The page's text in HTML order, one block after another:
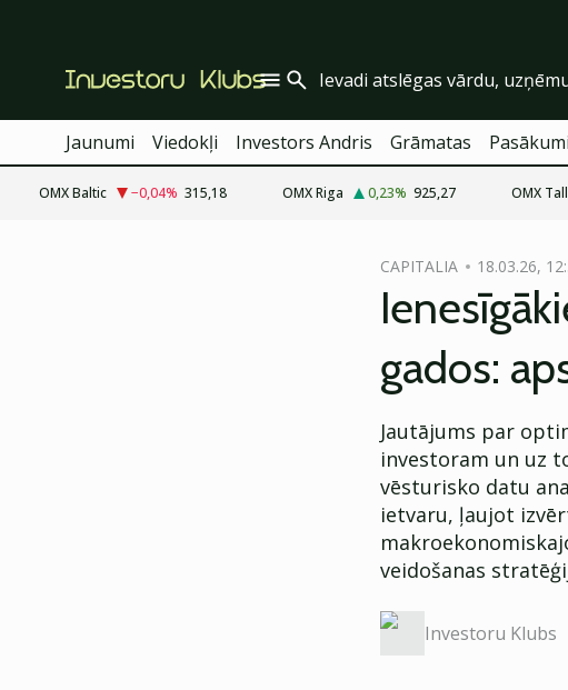
Jaunumi Viedokļi Investors Andris Grāmatas Pasākumi
OMX Baltic −0,04% 315,18 OMX Riga 0,23% 925,27 OMX
CAPITALIA 18.03.26,
gados:
Jautājums par
investoram un uz
vēsturisko datu
ietvaru, ļaujot
veidošanas
Investoru Klubs